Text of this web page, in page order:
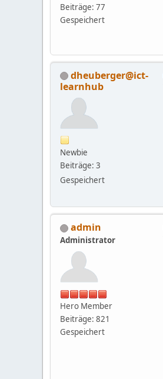
Beiträge: 77
Gespeichert
dheuberger@ict-
learnhub
Newbie
Beiträge: 3
Gespeichert
admin
Administrator
Hero Member
Beiträge: 821
Gespeichert